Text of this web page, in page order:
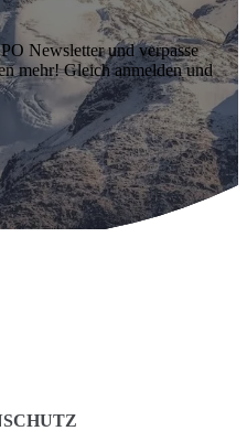
Newsletter und verpasse
mehr! Gleich anmelden und